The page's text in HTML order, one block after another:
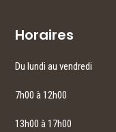
Horaires
Du lundi au vendredi
7h00 à 12h00
13h00 à 17h00